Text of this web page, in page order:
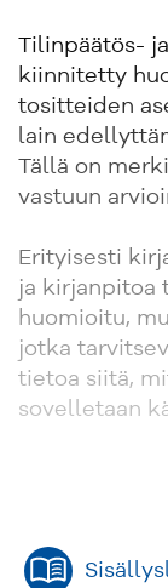
Tilinpäätös-
kiinnitetty
tositteiden
lain
Tällä on
vastuun
Erityisesti
ja kirjanpitoa
huomioitu,
jotka
tietoa siitä,
sovelletaan